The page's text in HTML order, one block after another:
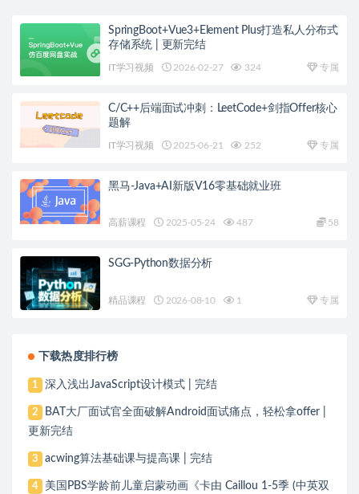
SpringBoot+Vue3+Element Plus打造私人分布式
存储系统 | 更新完结
IT学习视频 2026-02-27 324 专属
C/C++后端面试冲刺：LeetCode+剑指Offer核心
题解
IT学习视频 2025-06-21 252 专属
黑马-Java+AI新版V16零基础就业班
高薪课程 2025-05-24 487 58
SGG-Python数据分析
精品课程 2026-08-10 1 专属
下载热度排行榜
1 深入浅出JavaScript设计模式 | 完结
2
BAT大厂面试官全面破解Android面试痛点，轻松拿offer |
更新完结
3 acwing算法基础课与提高课 | 完结
4
美国PBS学龄前儿童启蒙动画《卡由 Caillou 1-5季 (中英双